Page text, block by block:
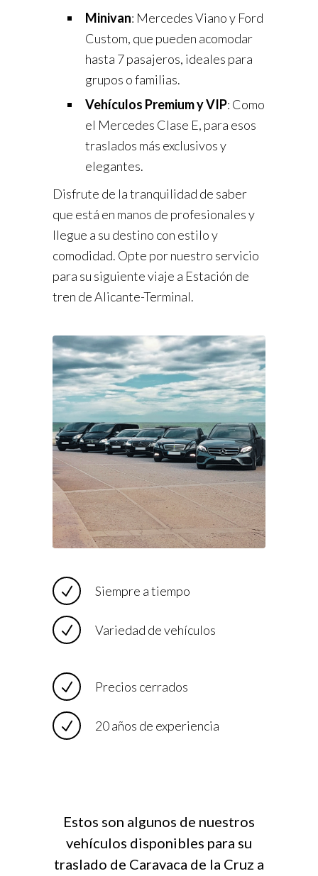
Minivan: Mercedes Viano y Ford
Custom, que pueden acomodar
hasta 7 pasajeros, ideales para
grupos o familias.
Vehículos Premium y VIP: Como
el Mercedes Clase E, para esos
traslados más exclusivos y
elegantes.
Disfrute de la tranquilidad de saber
que está en manos de profesionales y
llegue a su destino con estilo y
comodidad. Opte por nuestro servicio
para su siguiente viaje a Estación de
tren de Alicante-Terminal.
Siempre a tiempo
Variedad de vehículos
Precios cerrados
20 años de experiencia
Estos son algunos de nuestros
vehículos disponibles para su
traslado de Caravaca de la Cruz a